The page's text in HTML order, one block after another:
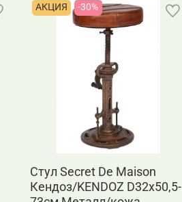
АКЦИЯ -30%
Стул Secret De Maison
Кендоз/KENDOZ D32х50,5-